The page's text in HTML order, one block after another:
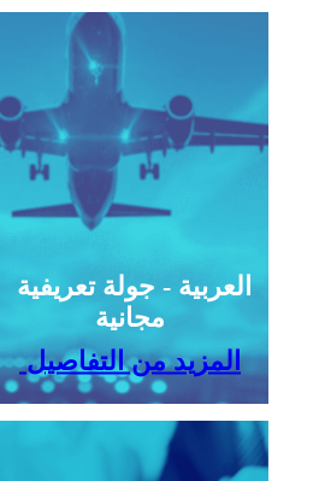
مجانية
المزيد من التفاصيل